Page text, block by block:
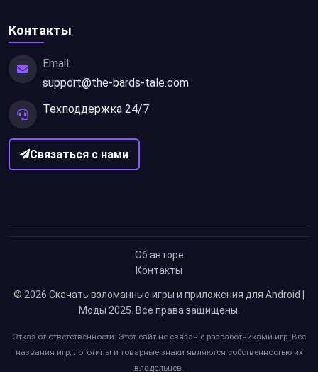
Контакты
Email:
support@the-bards-tale.com
Техподдержка 24/7
Связаться с нами
Об авторе
Контакты
© 2026 Скачать взломанные игры и приложения для Android |
Моды 2025 . Все права защищены.
Отказ от ответственности: Этот сайт не связан с разработчиками игр. Все
названия игр, логотипы и товарные знаки являются собственностью их
владельцев.